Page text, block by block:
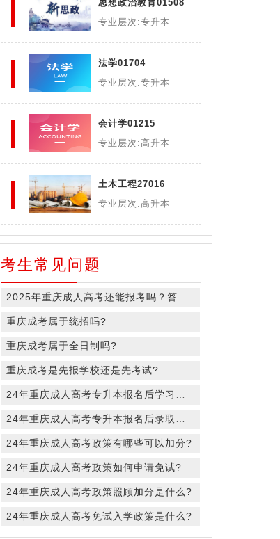
思想政治教育01508
专业层次:专升本
法学01704
专业层次:专升本
会计学01215
专业层次:高升本
土木工程27016
专业层次:高升本
考生常见问题
重庆成考属于统招吗?
重庆成考属于全日制吗?
重庆成考是先报学校还是先考试?
24年重庆成人高考政策有哪些可以加分?
24年重庆成人高考政策如何申请免试?
24年重庆成人高考政策照顾加分是什么?
24年重庆成人高考免试入学政策是什么?